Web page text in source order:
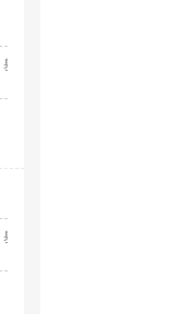
舉
舉